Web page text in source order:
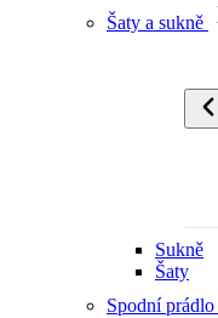
Šaty a sukně
Sukně
Šaty
Spodní prádlo